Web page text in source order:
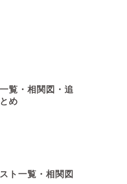
覧・相関図・追
め
ト一覧・相関図